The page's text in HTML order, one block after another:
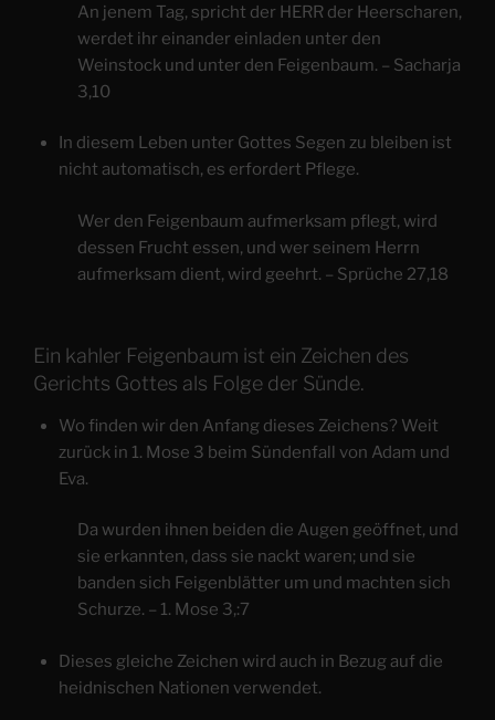
An jenem Tag, spricht der HERR der Heerscharen,
werdet ihr einander einladen unter den
Weinstock und unter den Feigenbaum. – Sacharja
3,10
In diesem Leben unter Gottes Segen zu bleiben ist
nicht automatisch, es erfordert Pflege.
Wer den Feigenbaum aufmerksam pflegt, wird
dessen Frucht essen, und wer seinem Herrn
aufmerksam dient, wird geehrt. – Sprüche 27,18
Ein kahler Feigenbaum ist ein Zeichen des
Gerichts Gottes als Folge der Sünde.
Wo finden wir den Anfang dieses Zeichens? Weit
zurück in 1. Mose 3 beim Sündenfall von Adam und
Eva.
​Da wurden ihnen beiden die Augen geöffnet, und
sie erkannten, dass sie nackt waren; und sie
banden sich Feigenblätter um und machten sich
Schurze. – 1. Mose 3,:7
Dieses gleiche Zeichen wird auch in Bezug auf die
heidnischen Nationen verwendet.